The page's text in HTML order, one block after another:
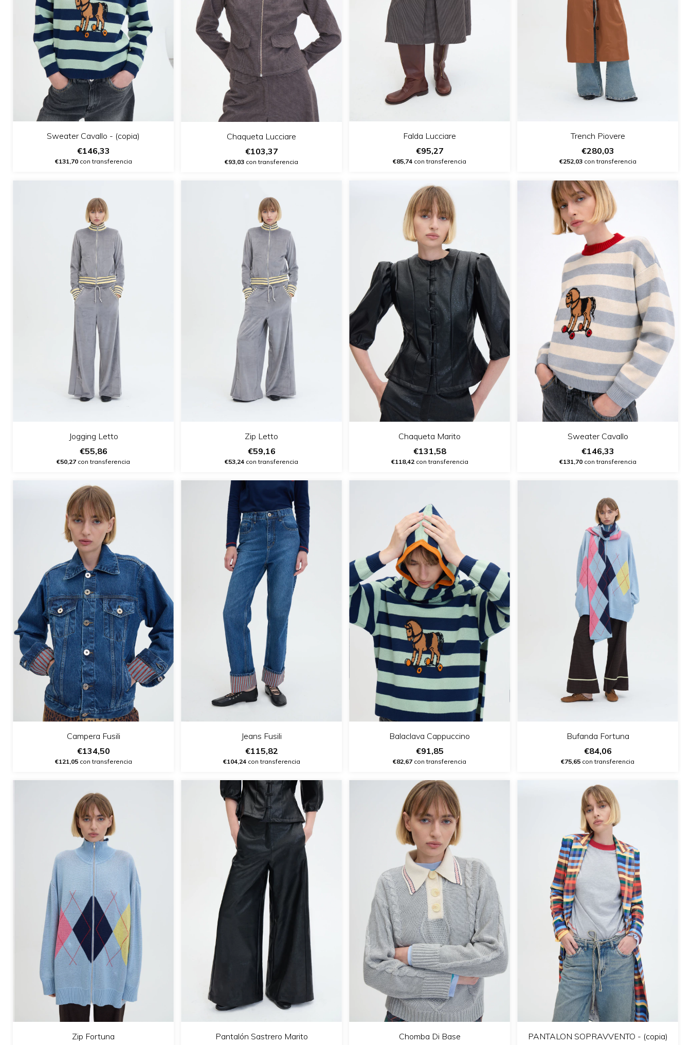
Sweater Cavallo - (copia)
€146,33
€131,70con transferencia
Chaqueta Lucciare
€103,37
€93,03 con transferencia
Falda Lucciare
€95,27
€85,74 con transferencia
Trench Piovere
€280,03
€252,03con transferencia
Jogging Letto
€55,86
€50,27 con transferencia
Zip Letto
€59,16
€53,24 con transferencia
Chaqueta Marito
€131,58
€118,42con transferencia
Sweater Cavallo
€146,33
€131,70con transferencia
Campera Fusili
€134,50
€121,05con transferencia
Jeans Fusili
€115,82
€104,24con transferencia
Balaclava Cappuccino
€91,85
€82,67 con transferencia
Bufanda Fortuna
€84,06
€75,65 con transferencia
Zip Fortuna
Pantalón Sastrero Marito
Chomba Di Base
PANTALON SOPRAVVENTO - (copia)